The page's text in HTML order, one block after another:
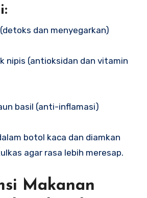
dan menyegarkan)
nipis (antioksidan dan vitamin
basil (anti-inflamasi)
botol kaca dan diamkan
agar rasa lebih meresap.
Makanan